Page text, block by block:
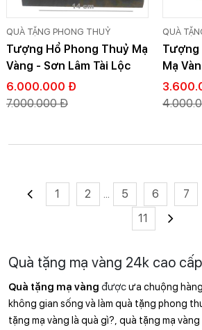
QUÀ TẶNG PHONG THUỶ
Tượng Hổ Phong Thuỷ Mạ
Vàng - Sơn Lâm Tài Lộc
6.000.000 Đ
7.000.000 Đ
QUÀ
Tượng
Mạ
1
2 ... 5 6 7
11
Quà tặng mạ vàng 24k cao cấp
Quà tặng mạ vàng được ưa chuộng
không gian sống và làm quà tặng phong
tặng mạ vàng là quà gì?, quà tặng mạ